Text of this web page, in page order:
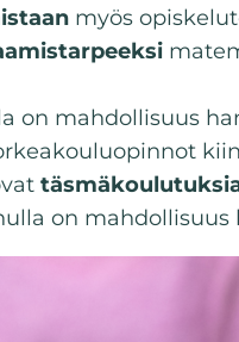
myös
on mahdollisuus
on